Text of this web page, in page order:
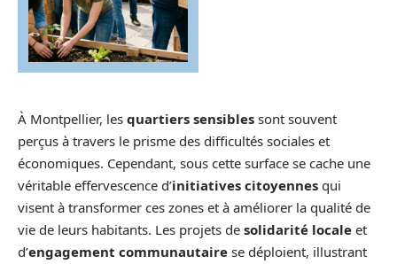
À Montpellier, les quartiers sensibles sont souvent
perçus à travers le prisme des difficultés sociales et
économiques. Cependant, sous cette surface se cache une
véritable effervescence d’initiatives citoyennes qui
visent à transformer ces zones et à améliorer la qualité de
vie de leurs habitants. Les projets de solidarité locale et
d’engagement communautaire se déploient, illustrant